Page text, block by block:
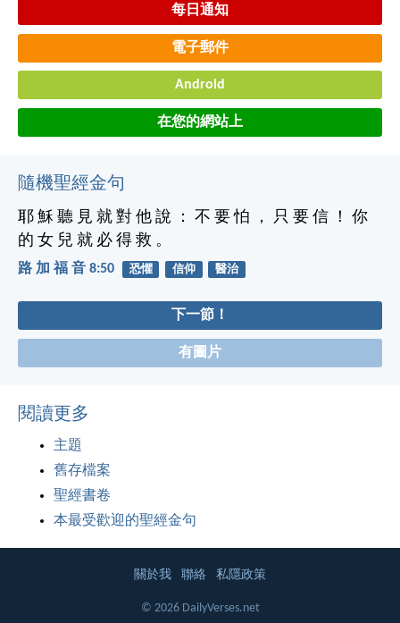
每日通知
電子郵件
Android
在您的網站上
隨機聖經金句
耶 穌 聽 見 就 對 他 說 ： 不 要 怕 ， 只 要 信 ！ 你
的 女 兒 就 必 得 救 。
路 加 福 音 8:50 恐懼 信仰 醫治
下一節！
有圖片
閱讀更多
主題
舊存檔案
聖經書卷
本最受歡迎的聖經金句
關於我 聯絡 私隱政策
© 2026 DailyVerses.net